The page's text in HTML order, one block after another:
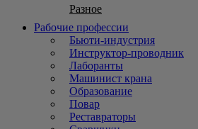
Разное
Рабочие профессии
Бьюти-индустрия
Инструктор-проводник
Лаборанты
Машинист крана
Образование
Повар
Реставраторы